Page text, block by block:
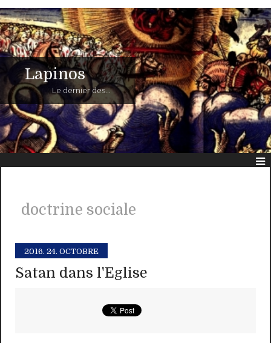
Lapinos
Le dernier des...
doctrine sociale
2016. 24. OCTOBRE
Satan dans l'Eglise